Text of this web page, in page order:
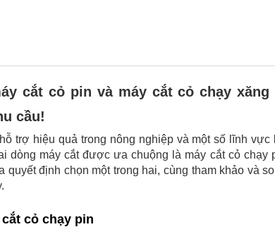
cắt cỏ pin và máy cắt cỏ chạy
cầu!
trợ hiệu quả trong nông nghiệp và một số lĩnh
dòng máy cắt được ưa chuộng là máy cắt cỏ chạy
quyết định chọn một trong hai, cùng tham khảo và
cỏ chạy pin